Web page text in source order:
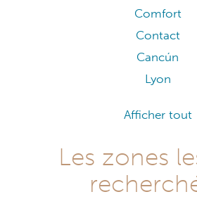
Comfort
Contact
Cancún
Lyon
Afficher tout
Les zones